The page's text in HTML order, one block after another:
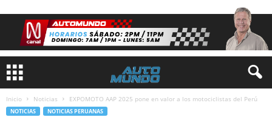
Inicio Noticias EXPOMOTO AAP 2025 pone en valor a los motociclistas del Perú
NOTICIAS NOTICIAS PERUANAS